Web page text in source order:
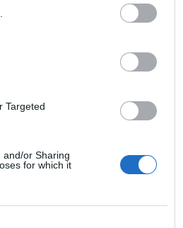
Targeted
and/or Sharing
for which it
τα